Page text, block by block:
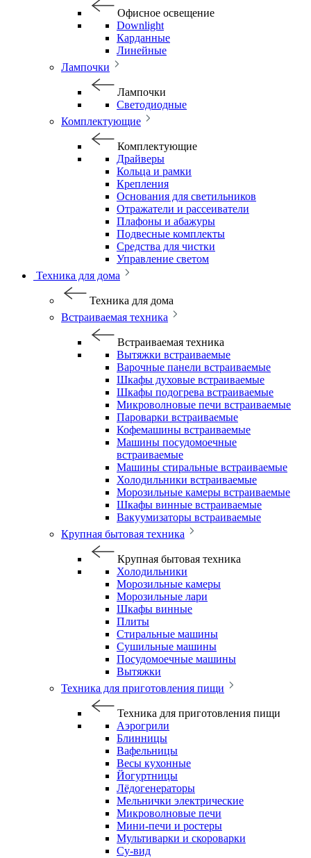
Офисное освещение
Downlight
Карданные
Линейные
Лампочки
Лампочки
Светодиодные
Комплектующие
Комплектующие
Драйверы
Кольца и рамки
Крепления
Основания для светильников
Отражатели и рассеиватели
Плафоны и абажуры
Подвесные комплекты
Средства для чистки
Управление светом
Техника для дома
Техника для дома
Встраиваемая техника
Встраиваемая техника
Вытяжки встраиваемые
Варочные панели встраиваемые
Шкафы духовые встраиваемые
Шкафы подогрева встраиваемые
Микроволновые печи встраиваемые
Пароварки встраиваемые
Кофемашины встраиваемые
Машины посудомоечные
встраиваемые
Машины стиральные встраиваемые
Холодильники встраиваемые
Морозильные камеры встраиваемые
Шкафы винные встраиваемые
Вакуумизаторы встраиваемые
Крупная бытовая техника
Крупная бытовая техника
Холодильники
Морозильные камеры
Морозильные лари
Шкафы винные
Плиты
Стиральные машины
Сушильные машины
Посудомоечные машины
Вытяжки
Техника для приготовления пищи
Техника для приготовления пищи
Аэрогрили
Блинницы
Вафельницы
Весы кухонные
Йогуртницы
Лёдогенераторы
Мельнички электрические
Микроволновые печи
Мини-печи и ростеры
Мультиварки и скороварки
Су-вид